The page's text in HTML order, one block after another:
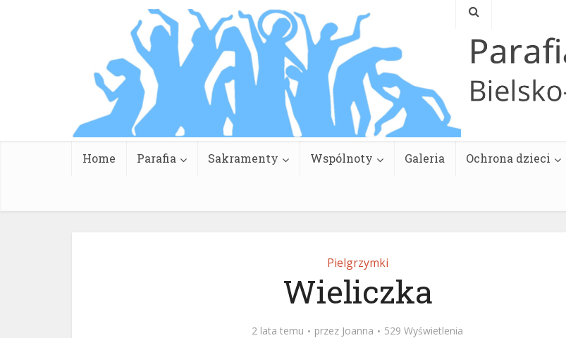
Home Parafia Sakramenty Wspólnoty Galeria Ochrona dzieci
Pielgrzymki
Wieliczka
2 lata temu przez Joanna 529 Wyświetlenia